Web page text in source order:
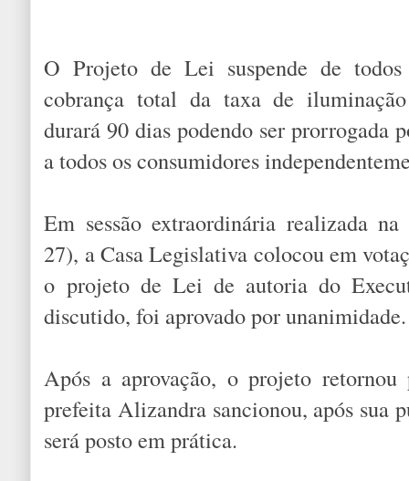
O Projeto de Lei suspende de
cobrança total da taxa de iluminação
durará 90 dias podendo ser prorrogada
a todos os consumidores
Em sessão extraordinária realizada
27), a Casa Legislativa colocou em
o projeto de Lei de autoria do
discutido, foi aprovado por unanimidade.
Após a aprovação, o projeto
prefeita Alizandra sancionou, após sua
será posto em prática.